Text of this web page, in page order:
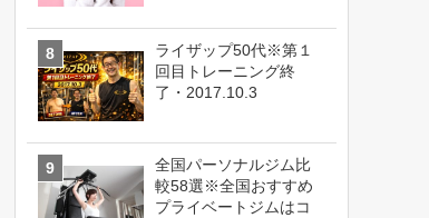
ライザップ50代※第１
回目トレーニング終
了・2017.10.3
全国パーソナルジム比
較58選※全国おすすめ
プライベートジムはコ